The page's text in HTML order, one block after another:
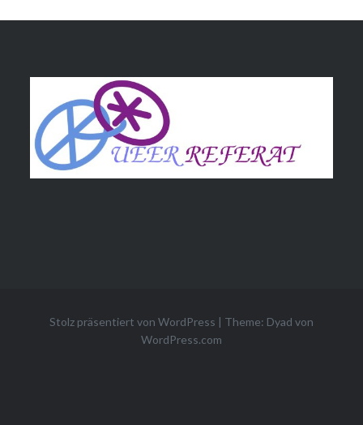
Stolz präsentiert von WordPress | Theme: Dyad von
WordPress.com